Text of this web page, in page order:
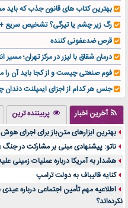
بهترین کتاب های قانون جذب که باید
رگ زیر چشم یا تیرگی؟ تشخیص سریع
قرص ضدعفونی کننده
درمان شقاق با لیزر در مرکز تهران؛
فوم صنعتی چیست و از کجا باید آن را
جنس هر کدام از اجزای ایمپلنت
تولید لیوان کاغذی یک کسب‌ و کار پر سود
درد زانو بعد از تمرین با تردمیل؟ شاید
آینده موسیقی هم‌اکنون در اینجاست
بهترین راه تبلیغات کلینیک زیبایی و
مقایسه قالب آسترا با وودمارت و
خرید سمعک کارکرده یا دست دوم |
خرید و فروش قطعات سرور دست دوم در
آخرین اخبار پربیننده ترین
بهترین ابزارهای متن‌باز برای اجرای
ناتو: پیشنهادی مبنی بر مشارکت در
هشدار به آمریکا درباره عملیات زمینی
کنایه قالیباف به دولت ترامپ
اطلاعیه مهم تأمین اجتماعی درباره
نکرده‌اند؟